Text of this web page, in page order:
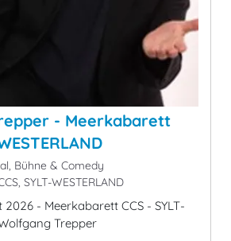
- Meerkabarett
Bühne & Comedy
SYLT-WESTERLAND
2026 - Meerkabarett CCS - SYLT-
Trepper